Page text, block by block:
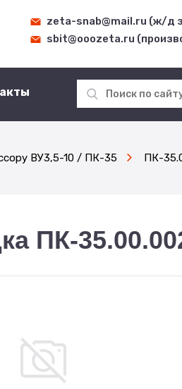
zeta-snab@mail.ru (ж/д
sbit@ooozeta.ru
ВУ3,5-10 / ПК-35 ПК-
ПК-